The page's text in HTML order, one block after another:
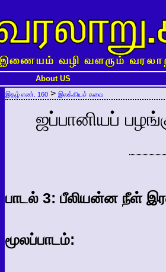
About US
இதழ் எண். 160 > இலக்கியச் சுவை
ஜப்பானியப்
பாடல் 3: பீலியன்ன நீள்
மூலப்பாடம்: